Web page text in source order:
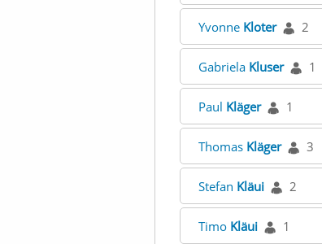
Yvonne Kloter 2
Gabriela Kluser 1
Paul Kläger 1
Thomas Kläger 3
Stefan Kläui 2
Timo Kläui 1